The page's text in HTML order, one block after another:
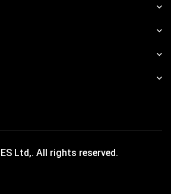
Ltd,. All rights reserved.